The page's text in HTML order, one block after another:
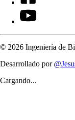
© 2026 Ingeniería de
Desarrollado por
Cargando...